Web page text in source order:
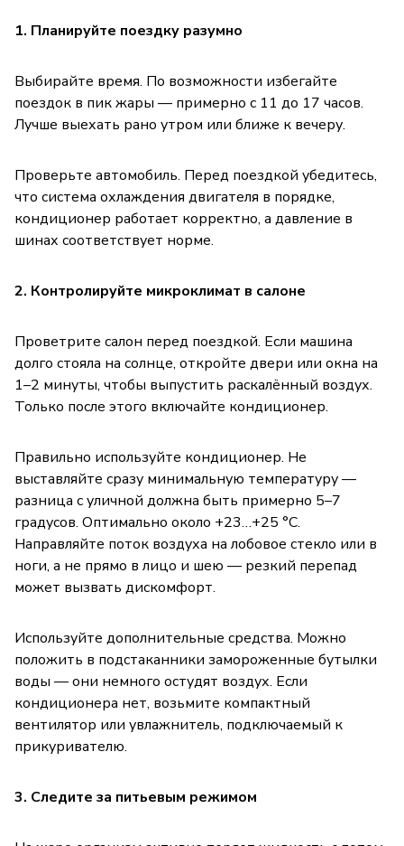
1. Планируйте поездку разумно
Выбирайте время. По возможности избегайте
поездок в пик жары — примерно с 11 до 17 часов.
Лучше выехать рано утром или ближе к вечеру.
Проверьте автомобиль. Перед поездкой убедитесь,
что система охлаждения двигателя в порядке,
кондиционер работает корректно, а давление в
шинах соответствует норме.
2. Контролируйте микроклимат в салоне
Проветрите салон перед поездкой. Если машина
долго стояла на солнце, откройте двери или окна на
1–2 минуты, чтобы выпустить раскалённый воздух.
Только после этого включайте кондиционер.
Правильно используйте кондиционер. Не
выставляйте сразу минимальную температуру —
разница с уличной должна быть примерно 5–7
градусов. Оптимально около +23…+25 °C.
Направляйте поток воздуха на лобовое стекло или в
ноги, а не прямо в лицо и шею — резкий перепад
может вызвать дискомфорт.
Используйте дополнительные средства. Можно
положить в подстаканники замороженные бутылки
воды — они немного остудят воздух. Если
кондиционера нет, возьмите компактный
вентилятор или увлажнитель, подключаемый к
прикуривателю.
3. Следите за питьевым режимом